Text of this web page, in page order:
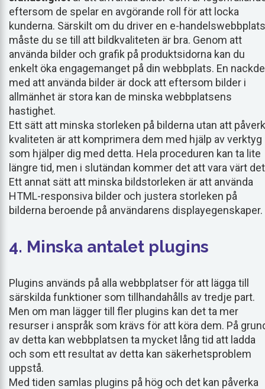
eftersom de spelar en avgörande roll för att locka
kunderna. Särskilt om du driver en e-handelswebbplats
måste du se till att bildkvaliteten är bra. Genom att
använda bilder och grafik på produktsidorna kan du
enkelt öka engagemanget på din webbplats. En
med att använda bilder är dock att eftersom bilder i
allmänhet är stora kan de minska webbplatsens
hastighet.
Ett sätt att minska storleken på bilderna utan att
kvaliteten är att komprimera dem med hjälp av verktyg
som hjälper dig med detta. Hela proceduren kan ta lite
längre tid, men i slutändan kommer det att vara värt
Ett annat sätt att minska bildstorleken är att använda
HTML-responsiva bilder och justera storleken på
bilderna beroende på användarens displayegenskaper.
4. Minska antalet plugins
Plugins används på alla webbplatser för att lägga till
särskilda funktioner som tillhandahålls av tredje part.
Men om man lägger till fler plugins kan det ta mer
resurser i anspråk som krävs för att köra dem. På
av detta kan webbplatsen ta mycket lång tid att ladda
och som ett resultat av detta kan säkerhetsproblem
uppstå.
Med tiden samlas plugins på hög och det kan påverka